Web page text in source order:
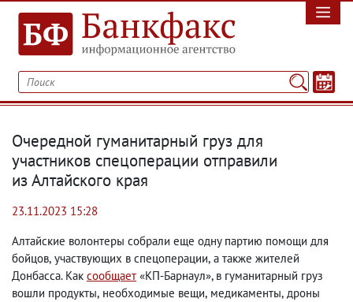
Очередной гуманитарный груз для
участников спецоперации отправили
из Алтайского края
23.11.2023 15:28
Алтайские волонтеры собрали еще одну партию помощи для
бойцов, участвующих в спецоперации, а также жителей
Донбасса. Как сообщает «КП-Барнаул», в гуманитарный груз
вошли продукты, необходимые вещи, медикаменты, дроны